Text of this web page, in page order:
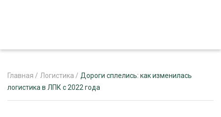
Главная / Логистика / Дороги сплелись: как изменилась
логистика в ЛПК с 2022 года